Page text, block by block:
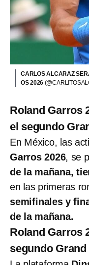
CARLOS ALCARAZ
OS 2026
Roland Garros
el segundo
En México, las
Garros 2026, se
de la mañana,
en las primeras
semifinales y
de la mañana.
Roland Garros
segundo